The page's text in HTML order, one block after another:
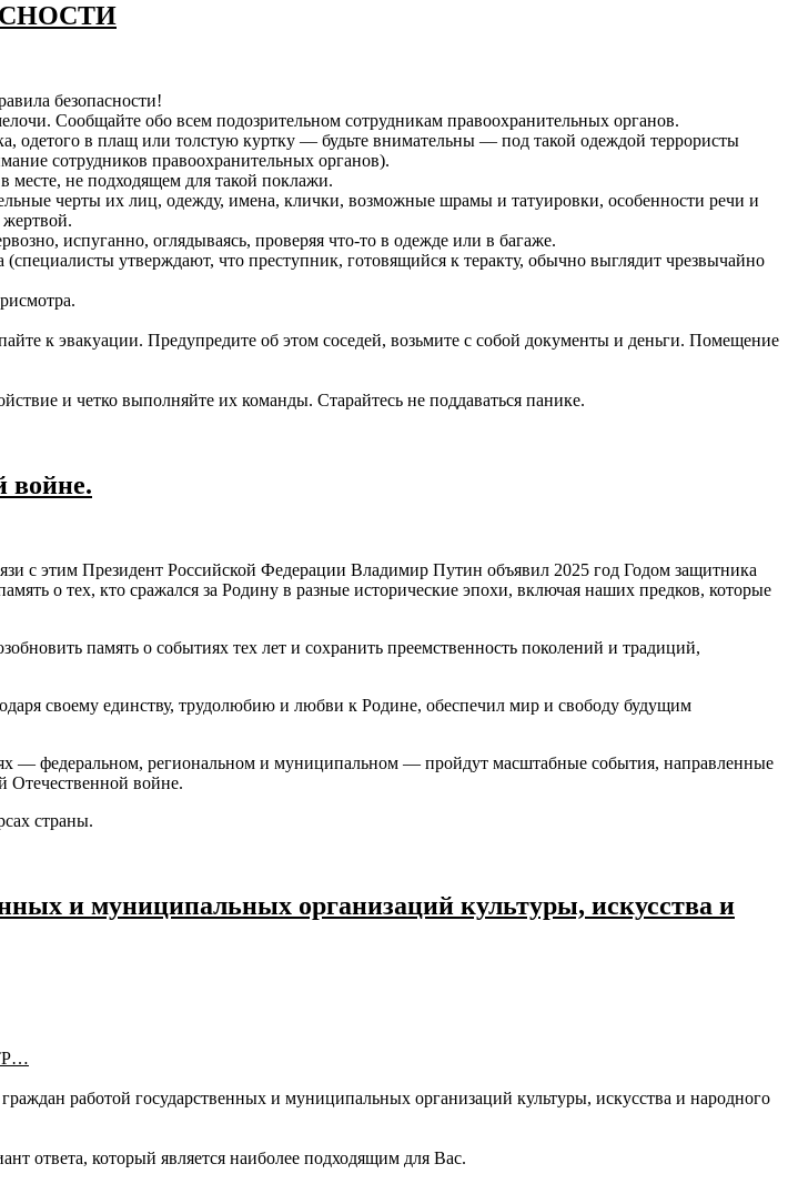
безопасности!
Сообщайте обо всем подозрительном сотрудникам правоохранительных органов.
одетого в плащ или толстую куртку — будьте внимательны — под такой одеждой террористы
сотрудников правоохранительных органов).
месте, не подходящем для такой поклажи.
черты их лиц, одежду, имена, клички, возможные шрамы и татуировки, особенности речи и
испуганно, оглядываясь, проверяя что-то в одежде или в багаже.
утверждают, что преступник, готовящийся к теракту, обычно выглядит чрезвычайно
к эвакуации. Предупредите об этом соседей, возьмите с собой документы и деньги. Помещение
и четко выполняйте их команды. Старайтесь не поддаваться панике.
войне.
с этим Президент Российской Федерации Владимир Путин объявил 2025 год Годом защитника
о тех, кто сражался за Родину в разные исторические эпохи, включая наших предков, которые
память о событиях тех лет и сохранить преемственность поколений и традиций,
своему единству, трудолюбию и любви к Родине, обеспечил мир и свободу будущим
— федеральном, региональном и муниципальном — пройдут масштабные события, направленные
Отечественной войне.
страны.
и муниципальных организаций культуры, искусства и
работой государственных и муниципальных организаций культуры, искусства и народного
ответа, который является наиболее подходящим для Вас.